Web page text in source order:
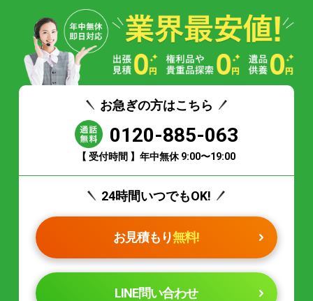
お急ぎの方はこちら
0120-885-063
【 受付時間 】年中無休 9:00〜19:00
24時間いつでもOK!
お見積もり無料!
LINE問い合わせ